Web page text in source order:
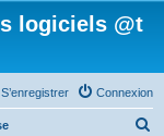
logiciels @t
Connexion
S’enregistrer